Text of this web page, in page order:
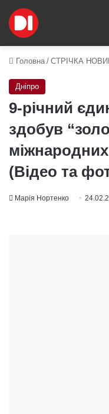
Головна / СТРІЧКА
Дніпро
9-річний
здобув
(Відео та
Марія Нортенко